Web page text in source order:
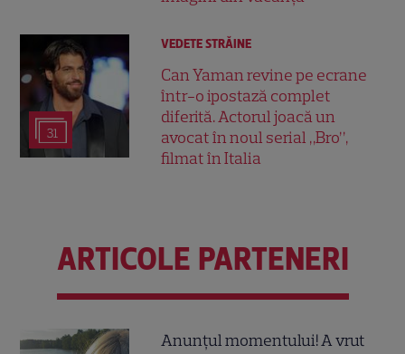
31
VEDETE STRĂINE
Can Yaman revine pe ecrane
într-o ipostază complet
diferită. Actorul joacă un
avocat în noul serial „Bro”,
filmat în Italia
ARTICOLE PARTENERI
Anunțul momentului! A vrut